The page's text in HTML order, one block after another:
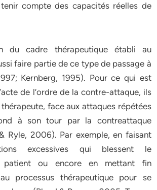
compte des capacités réelles de
du cadre thérapeutique établi au
faire partie de ce type de passage à
Kernberg, 1995). Pour ce qui est
de l’ordre de la contre-attaque, ils
face aux attaques répétées
à son tour par la contreattaque
Ryle, 2006). Par exemple, en faisant
excessives qui blessent le
patient ou encore en mettant fin
processus thérapeutique pour se